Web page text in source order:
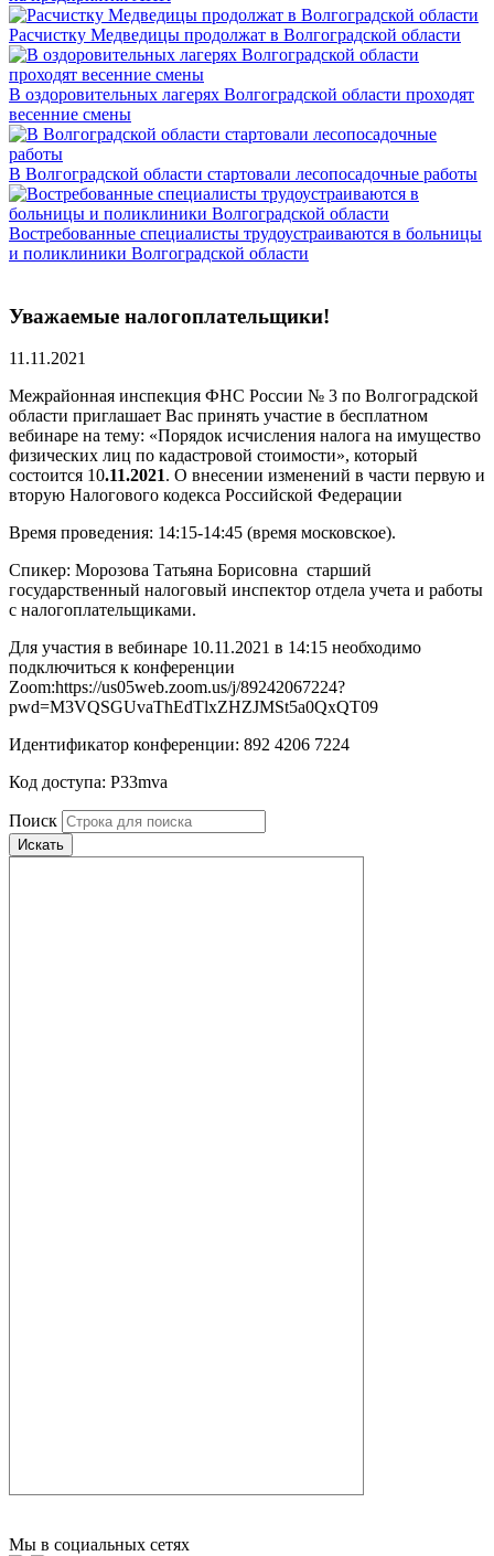
Расчистку Медведицы продолжат в Волгоградской области
В оздоровительных лагерях Волгоградской области проходят
весенние смены
В Волгоградской области стартовали лесопосадочные работы
Востребованные специалисты трудоустраиваются в больницы
и поликлиники Волгоградской области
Уважаемые налогоплательщики!
11.11.2021
Межрайонная инспекция ФНС России № 3 по Волгоградской
области приглашает Вас принять участие в бесплатном
вебинаре на тему: «Порядок исчисления налога на имущество
физических лиц по кадастровой стоимости», который
состоится 10.11.2021. О внесении изменений в части первую и
вторую Налогового кодекса Российской Федерации
Время проведения: 14:15-14:45 (время московское).
Спикер: Морозова Татьяна Борисовна ­ старший
государственный налоговый инспектор отдела учета и работы
с налогоплательщиками.
Для участия в вебинаре 10.11.2021 в 14:15 необходимо
подключиться к конференции
Zoom:https://us05web.zoom.us/j/89242067224?
pwd=M3VQSGUvaThEdTlxZHZJMSt5a0QxQT09
Идентификатор конференции: 892 4206 7224
Код доступа: P33mva
Поиск
Искать
Мы в социальных сетях